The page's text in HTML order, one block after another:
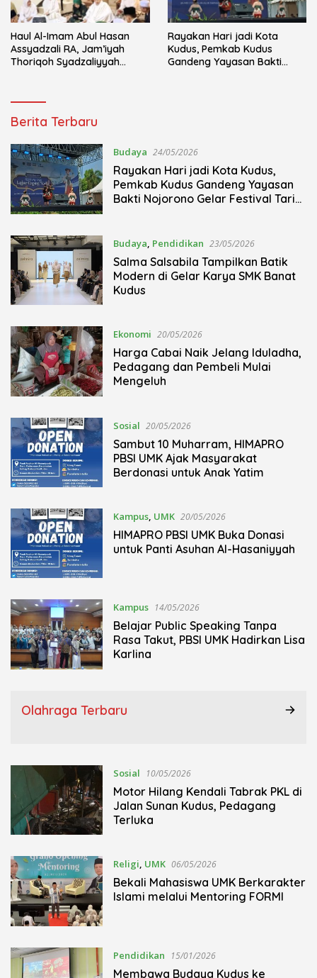
Haul Al-Imam Abul Hasan
Assyadzali RA, Jam’iyah
Thoriqoh Syadzaliyyah
Rayakan Hari jadi Kota
Kudus, Pemkab Kudus
Gandeng Yayasan Bakti
Sua
Berita Terbaru
Budaya 24/05/2026
Rayakan Hari jadi Kota Kudus,
Pemkab Kudus Gandeng Yayasan
Bakti Nojorono Gelar Festival Tari
Budaya Pendidikan 23/05/2026
Salma Salsabila Tampilkan Batik
Modern di Gelar Karya SMK Banat
Kudus
Ekonomi 20/05/2026
Harga Cabai Naik Jelang Iduladha,
Pedagang dan Pembeli Mulai
Mengeluh
Sosial 20/05/2026
Sambut 10 Muharram, HIMAPRO
PBSI UMK Ajak Masyarakat
Berdonasi untuk Anak Yatim
Kampus, UMK 20/05/2026
HIMAPRO PBSI UMK Buka Donasi
untuk Panti Asuhan Al-Hasaniyyah
Kampus 14/05/2026
Belajar Public Speaking Tanpa
Rasa Takut, PBSI UMK Hadirkan Lisa
Karlina
Olahraga Terbaru
Sosial 10/05/2026
Motor Hilang Kendali Tabrak PKL di
Jalan Sunan Kudus, Pedagang
Terluka
Religi, UMK 06/05/2026
Bekali Mahasiswa UMK Berkarakter
Islami melalui Mentoring FORMI
Pendidikan 15/01/2026
Membawa Budaya Kudus ke